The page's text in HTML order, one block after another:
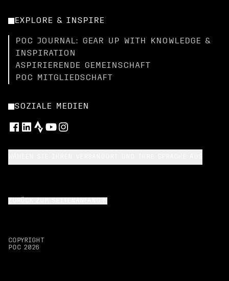
EXPLORE & INSPIRE
POC JOURNAL: GEAR UP WITH KNOWLEDGE &
INSPIRATION
ASPIRIERENDE GEMEINSCHAFT
POC MITGLIEDSCHAFT
SOZIALE MEDIEN
COPYRIGHT
POC 2026